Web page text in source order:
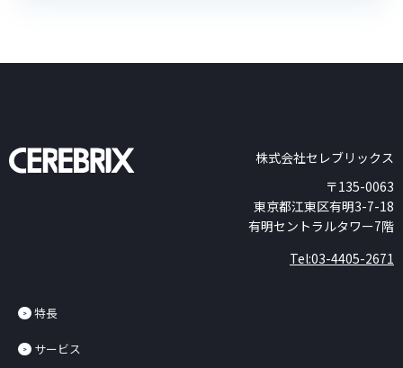
株式会社セレブリックス
〒135-0063
東京都江東区有明3-7-18
有明セントラルタワー7階
Tel:03-4405-2671
特長
サービス